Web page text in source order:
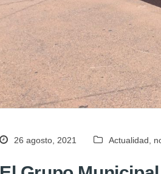
26 agosto, 2021 Actualidad